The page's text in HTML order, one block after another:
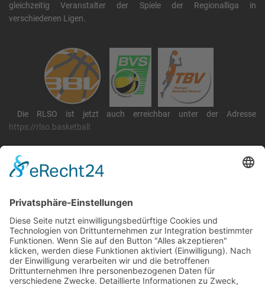
gleichzeitig Veranstalter der Spiele der Regionalliga in
verschiedenen Ligen.
Die RLSO ist jetzt auch erreichbar unter der Adresse
https://rlso.basketball
RLSO Minikalender
August 2026